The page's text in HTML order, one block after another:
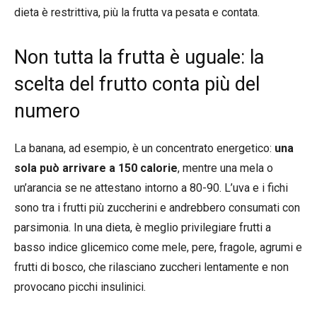
dieta è restrittiva, più la frutta va pesata e contata.
Non tutta la frutta è uguale: la
scelta del frutto conta più del
numero
La banana, ad esempio, è un concentrato energetico: una
sola può arrivare a 150 calorie, mentre una mela o
un’arancia se ne attestano intorno a 80-90. L’uva e i fichi
sono tra i frutti più zuccherini e andrebbero consumati con
parsimonia. In una dieta, è meglio privilegiare frutti a
basso indice glicemico come mele, pere, fragole, agrumi e
frutti di bosco, che rilasciano zuccheri lentamente e non
provocano picchi insulinici.